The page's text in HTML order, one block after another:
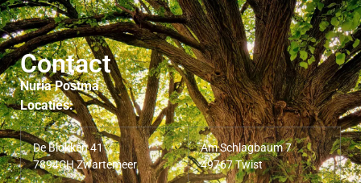
Contact
Nuria Postma
Locaties:
De Blokken 41
7894CH Zwartemeer
Am Schlagbaum 7
49767 Twist